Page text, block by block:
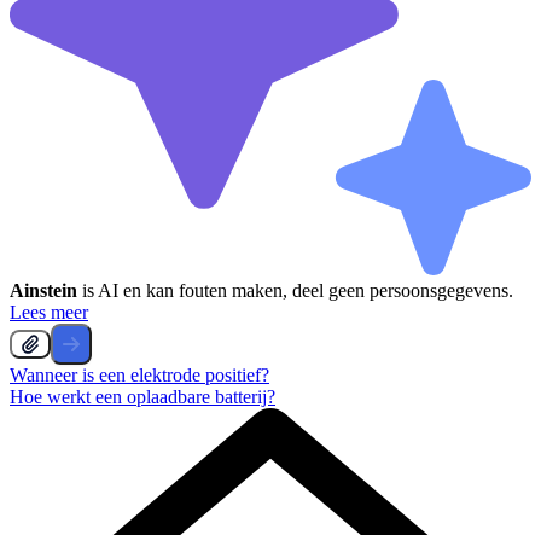
Ainstein is AI en kan fouten maken, deel geen persoonsgegevens.
Lees meer
Wanneer is een elektrode positief?
Hoe werkt een oplaadbare batterij?